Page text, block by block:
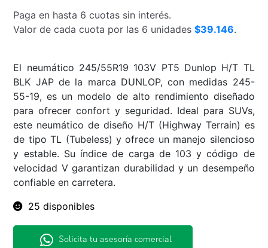
$469.750.
$234.875.
Paga en hasta 6 cuotas sin interés.
Valor de cada cuota por las 6 unidades$39.146.
El neumático 245/55R19 103V PT5 Dunlop H/T TL
BLK JAP de la marca DUNLOP, con medidas 245-
55-19, es un modelo de alto rendimiento diseñado
para ofrecer confort y seguridad. Ideal para SUVs,
este neumático de diseño H/T (Highway Terrain) es
de tipo TL (Tubeless) y ofrece un manejo silencioso
y estable. Su índice de carga de 103 y código de
velocidad V garantizan durabilidad y un desempeño
confiable en carretera.
25 disponibles
Solicita tu asesoría comercial